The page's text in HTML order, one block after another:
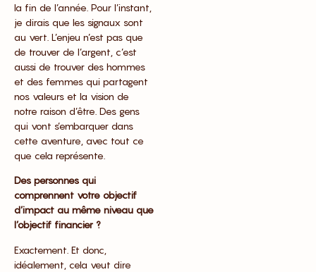
la fin de l’année. Pour l’instant,
je dirais que les signaux sont
au vert. L’enjeu n’est pas que
de trouver de l’argent, c’est
aussi de trouver des hommes
et des femmes qui partagent
nos valeurs et la vision de
notre raison d’être. Des gens
qui vont s’embarquer dans
cette aventure, avec tout ce
que cela représente.
Des personnes qui
comprennent votre objectif
d’impact au même niveau que
l’objectif financier ?
Exactement. Et donc,
idéalement, cela veut dire